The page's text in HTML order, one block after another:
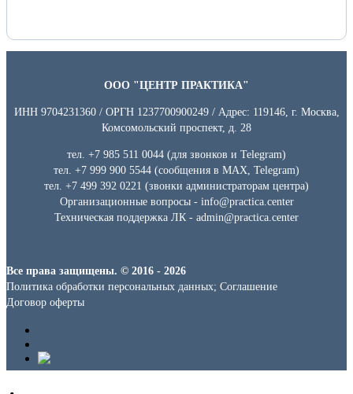
ООО "ЦЕНТР ПРАКТИКА"
ИНН 9704231360 / ОРГН 1237700900249 / Адрес: 119146, г. Москва,
Комсомольский проспект, д. 28
тел. +7 985 511 0044 (для звонков и Telegram)
тел. +7 999 900 5544 (сообщения в MAX, Telegram)
тел. +7 499 392 0221 (звонки администраторам центра)
Организационные вопросы - info@practica.center
Техническая поддержка ЛК - admin@practica.center
Все права защищены. © 2016 - 2026
Политика обработки персональных данных; Соглашение
Договор оферты